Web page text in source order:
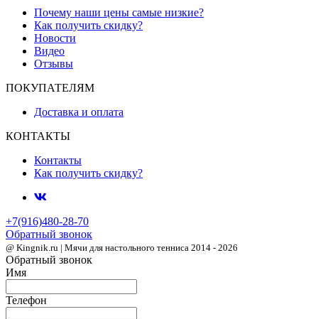
Почему наши цены самые низкие?
Как получить скидку?
Новости
Видео
Отзывы
ПОКУПАТЕЛЯМ
Доставка и оплата
КОНТАКТЫ
Контакты
Как получить скидку?
+7(916)480-28-70
Обратный звонок
@ Kingnik.ru | Мячи для настольного тенниса 2014 - 2026
Обратный звонок
Имя
Телефон